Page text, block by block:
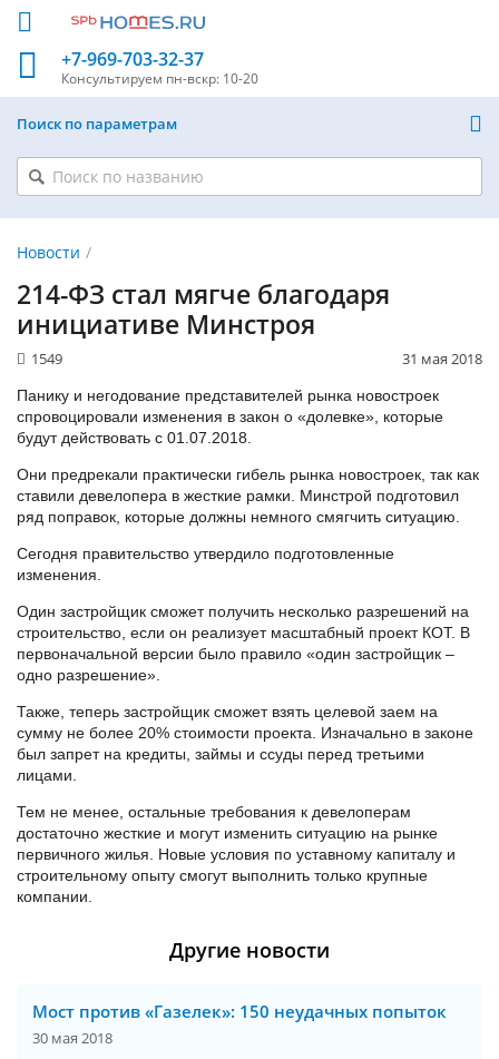
+7-969-703-32-37
Консультируем пн-вскр: 10-20
Поиск по параметрам
Новости
214-ФЗ стал мягче благодаря
инициативе Минстроя
31 мая 2018
1549
Панику и негодование представителей рынка новостроек
спровоцировали изменения в закон о «долевке», которые
будут действовать с 01.07.2018.
Они предрекали практически гибель рынка новостроек, так как
ставили девелопера в жесткие рамки. Минстрой подготовил
ряд поправок, которые должны немного смягчить ситуацию.
Сегодня правительство утвердило подготовленные
изменения.
Один застройщик сможет получить несколько разрешений на
строительство, если он реализует масштабный проект КОТ. В
первоначальной версии было правило «один застройщик –
одно разрешение».
Также, теперь застройщик сможет взять целевой заем на
сумму не более 20% стоимости проекта. Изначально в законе
был запрет на кредиты, займы и ссуды перед третьими
лицами.
Тем не менее, остальные требования к девелоперам
достаточно жесткие и могут изменить ситуацию на рынке
первичного жилья. Новые условия по уставному капиталу и
строительному опыту смогут выполнить только крупные
компании.
Другие новости
Мост против «Газелек»: 150 неудачных попыток
30 мая 2018